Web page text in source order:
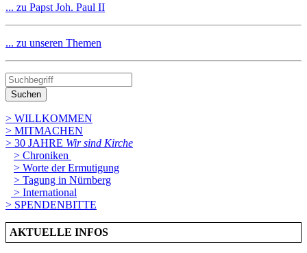
... zu Papst Joh. Paul II
... zu unseren Themen
Suchen
> WILLKOMMEN
> MITMACHEN
> 30 JAHRE Wir sind Kirche
> Chroniken
> Worte der Ermutigung
> Tagung in Nürnberg
> International
> SPENDENBITTE
AKTUELLE INFOS